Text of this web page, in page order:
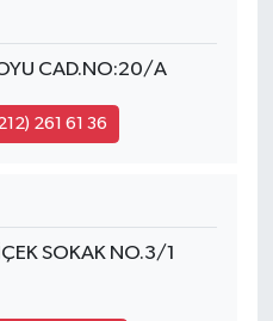
CAD.NO:20/A
261 61 36
SOKAK NO.3/1